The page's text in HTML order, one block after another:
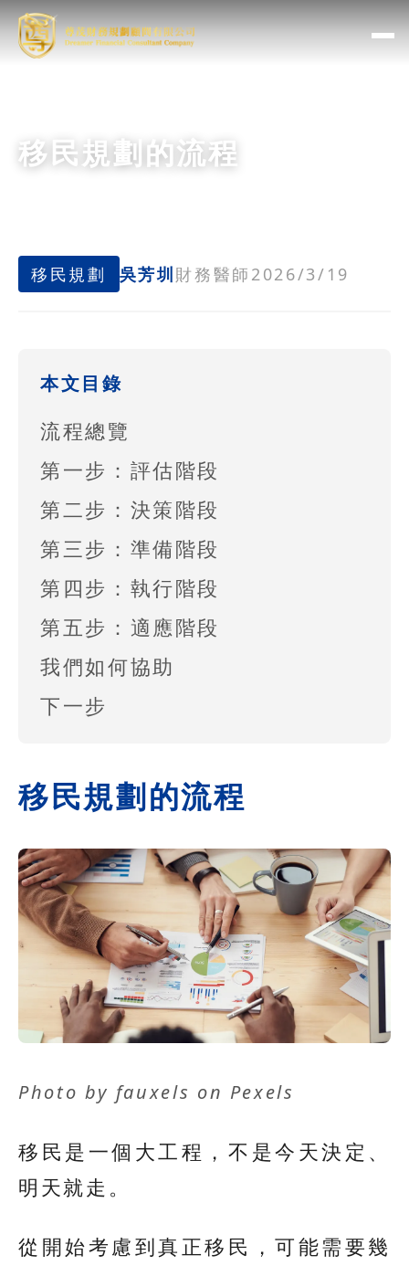
移民規劃的流程
移民規劃 吳芳圳財務醫師 2026/3/19
本文目錄
流程總覽
第一步：評估階段
第二步：決策階段
第三步：準備階段
第四步：執行階段
第五步：適應階段
我們如何協助
下一步
移民規劃的流程
Photo by fauxels on Pexels
移民是一個大工程，不是今天決定、
明天就走。
從開始考慮到真正移民，可能需要幾